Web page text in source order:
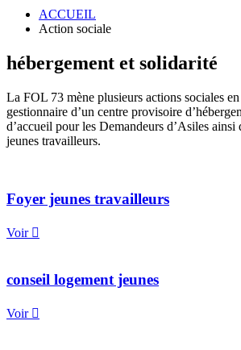
ACCUEIL
Action sociale
hébergement et solidarité
La FOL 73 mène plusieurs actions sociales
gestionnaire d’un centre provisoire
d’accueil pour les Demandeurs d’Asiles ainsi
jeunes travailleurs.
Foyer jeunes travailleurs
Voir
conseil logement jeunes
Voir